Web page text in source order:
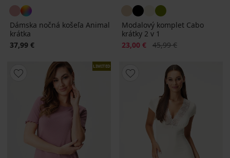
Dámska nočná košeľa Animal
krátka
37,99 €
Modalový komplet Cabo
krátky 2 v 1
Zľava
23,00 € Pôvodná cena
45,99 €
LIMITED